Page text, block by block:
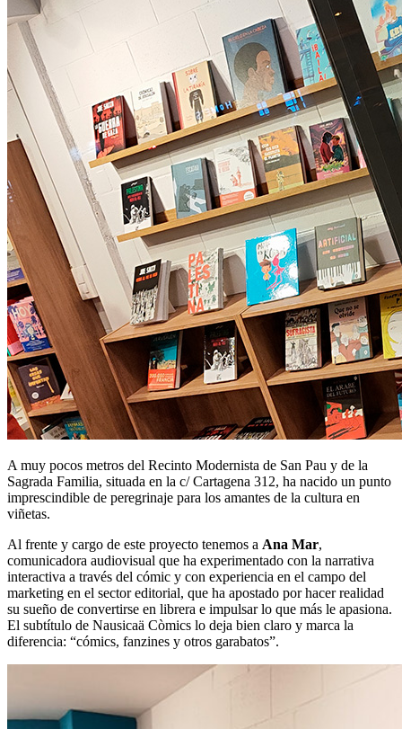
A muy pocos metros del Recinto Modernista de San Pau y de la
Sagrada Familia, situada en la c/ Cartagena 312, ha nacido un punto
imprescindible de peregrinaje para los amantes de la cultura en
viñetas.
Al frente y cargo de este proyecto tenemos a Ana Mar,
comunicadora audiovisual que ha experimentado con la narrativa
interactiva a través del cómic y con experiencia en el campo del
marketing en el sector editorial, que ha apostado por hacer realidad
su sueño de convertirse en librera e impulsar lo que más le apasiona.
El subtítulo de Nausicaä Còmics lo deja bien claro y marca la
diferencia: “cómics, fanzines y otros garabatos”.